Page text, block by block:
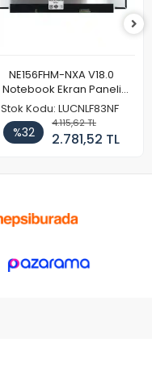
NE156FHM-NXA V18.0
Notebook Ekran Paneli
144Hz
Stok Kodu: LUCNLF83NF
%32
4.115,62 TL
2.781,52 TL